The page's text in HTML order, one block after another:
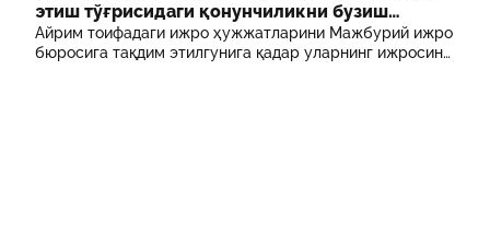
этиш тўғрисидаги қонунчиликни бузиш
ҳисобланади? 5 муҳим факт
Айрим тоифадаги ижро ҳужжатларини Мажбурий ижро
бюросига тақдим этилгунига қадар уларнинг ижросини